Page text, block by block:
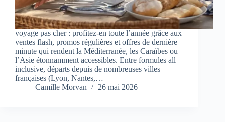
voyage pas cher : profitez-en toute l’année grâce aux
ventes flash, promos régulières et offres de dernière
minute qui rendent la Méditerranée, les Caraïbes ou
l’Asie étonnamment accessibles. Entre formules all
inclusive, départs depuis de nombreuses villes
françaises (Lyon, Nantes,…
Camille Morvan
26 mai 2026